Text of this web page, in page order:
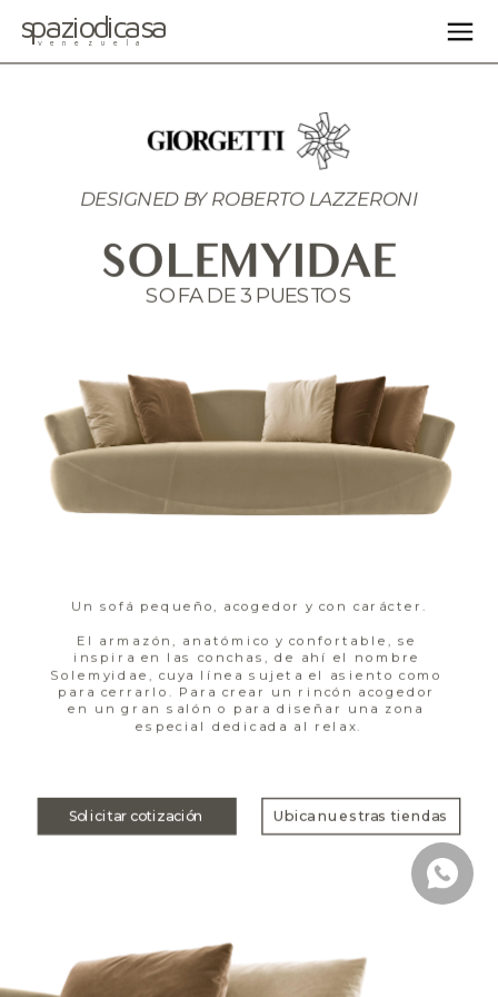
Ubica nuestras tiendas
Solicitar cotización
DESIGNED BY ROBERTO LAZZERONI
SOLEMYIDAE
SOFA DE 3 PUESTOS
Un sofá pequeño, acogedor y con carácter.
El armazón, anatómico y confortable, se
inspira en las conchas, de ahí el nombre
Solemyidae, cuya línea sujeta el asiento como
para cerrarlo. Para crear un rincón acogedor
en un gran salón o para diseñar una zona
especial dedicada al relax.
spaziodicasa
venezuela